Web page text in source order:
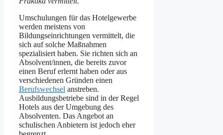
Umschulungen für das Hotelgewerbe
werden meistens von
Bildungseinrichtungen vermittelt, die
sich auf solche Maßnahmen
spezialisiert haben. Sie richten sich an
Absolvent/innen, die bereits zuvor
einen Beruf erlernt haben oder aus
verschiedenen Gründen einen
Berufswechsel anstreben.
Ausbildungsbetriebe sind in der Regel
Hotels aus der Umgebung des
Absolventen. Das Angebot an
schulischen Anbietern ist jedoch eher